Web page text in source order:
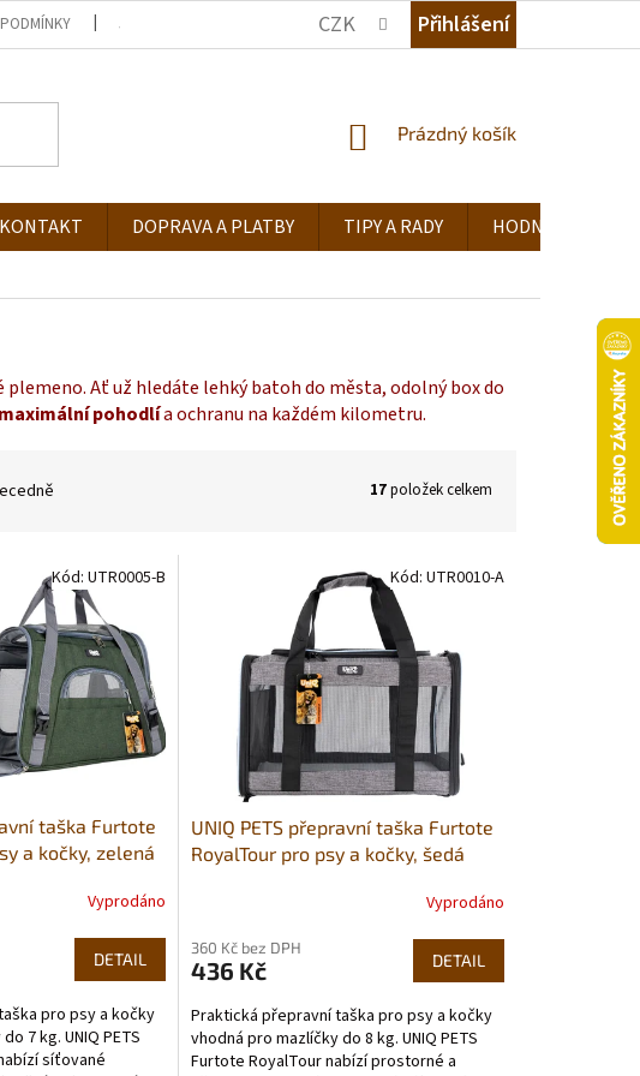
JAK NAKUPOVAT KDE NÁS NAJDETE TIPY A RADY
CZK Přihlášení
NÁKUPNÍ
Prázdný košík
KONTAKT DOPRAVA A PLATBY TIPY A RADY HODNOCENÍ
plemeno. Ať už hledáte lehký batoh do města, odolný box do
maximální pohodlía ochranu na každém kilometru.
17položek celkem
taška Furtote
a kočky, zelená
Vyprodáno
DETAIL
pro psy a kočky
7 kg. UNIQ PETS
síťované
Kód: UTR0005-B
UNIQ PETS přepravní taška Furtote
RoyalTour pro psy a kočky, šedá
Vyprodáno
360 Kč bez DPH
436 Kč DETAIL
Praktická přepravní taška pro psy a kočky
vhodná pro mazlíčky do 8 kg. UNIQ PETS
Furtote RoyalTour nabízí prostorné a
Kód: UTR0010-A